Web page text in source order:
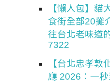
【懶人包】貓
食街全部20攤
往台北老味道
7322
【台北忠孝敦
廳 2026：一